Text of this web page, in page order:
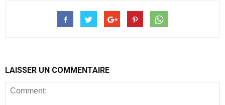
LAISSER UN COMMENTAIRE